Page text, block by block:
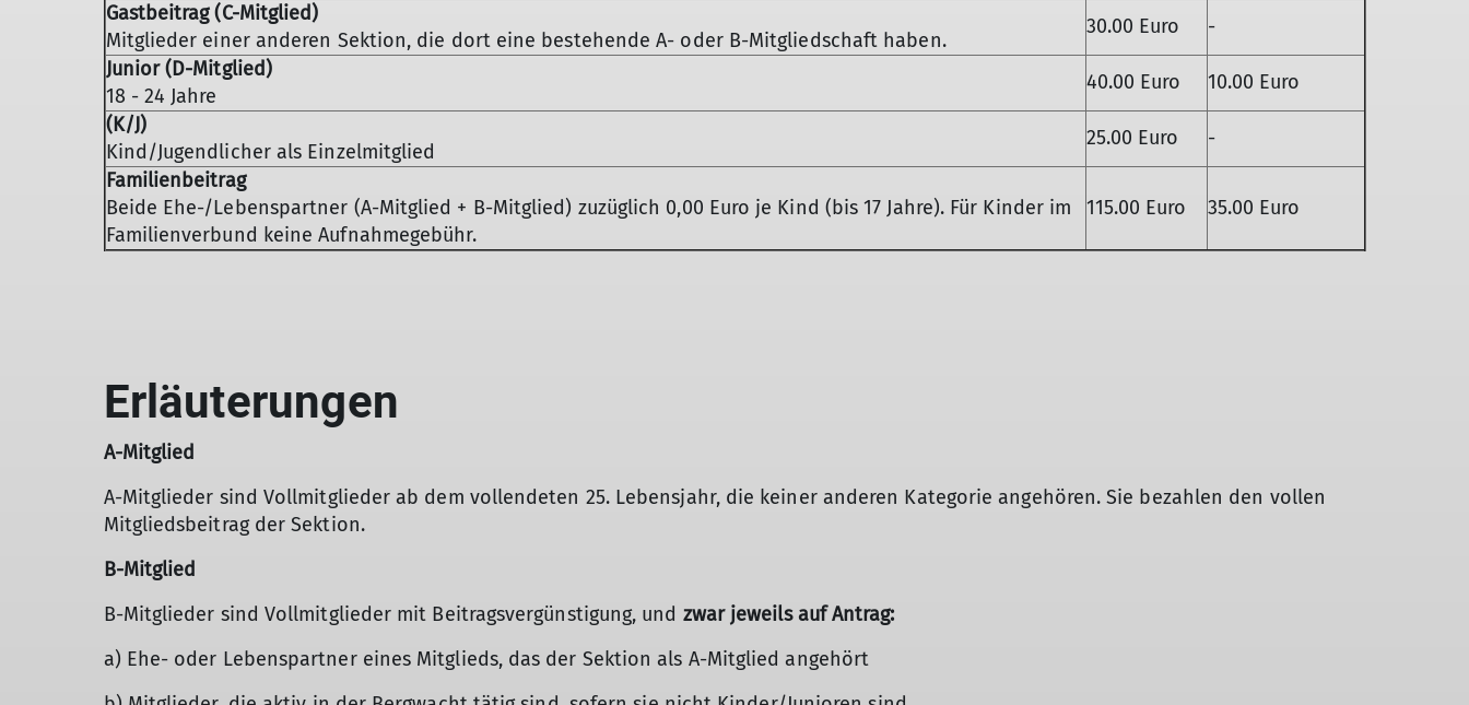
Gastbeitrag (C-Mitglied)
Mitglieder einer anderen Sektion, die dort eine bestehende A- oder B-Mitgliedschaft haben.
30.00 Euro
-
Junior (D-Mitglied)
18 - 24 Jahre
40.00 Euro
10.00 Euro
(K/J)
Kind/Jugendlicher als Einzelmitglied
25.00 Euro
-
Familienbeitrag
Beide Ehe-/Lebenspartner (A-Mitglied + B-Mitglied) zuzüglich 0,00 Euro je Kind (bis 17 Jahre). Für Kinder im
Familienverbund keine Aufnahmegebühr.
115.00 Euro 35.00 Euro
Erläuterungen
A-Mitglied
A-Mitglieder sind Vollmitglieder ab dem vollendeten 25. Lebensjahr, die keiner anderen Kategorie angehören. Sie bezahlen den vollen
Mitgliedsbeitrag der Sektion.
B-Mitglied
B-Mitglieder sind Vollmitglieder mit Beitragsvergünstigung, und zwar jeweils auf Antrag:
a) Ehe- oder Lebenspartner eines Mitglieds, das der Sektion als A-Mitglied angehört